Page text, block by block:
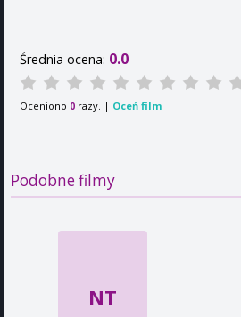
Średnia ocena: 0.0
Oceniono 0 razy. | Oceń film
Podobne filmy
NT